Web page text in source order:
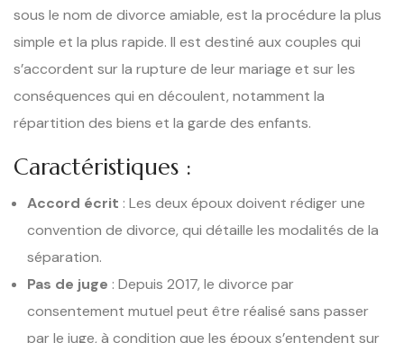
sous le nom de divorce amiable, est la procédure la plus
simple et la plus rapide. Il est destiné aux couples qui
s’accordent sur la rupture de leur mariage et sur les
conséquences qui en découlent, notamment la
répartition des biens et la garde des enfants.
Caractéristiques :
Accord écrit : Les deux époux doivent rédiger une
convention de divorce, qui détaille les modalités de la
séparation.
Pas de juge : Depuis 2017, le divorce par
consentement mutuel peut être réalisé sans passer
par le juge, à condition que les époux s’entendent sur